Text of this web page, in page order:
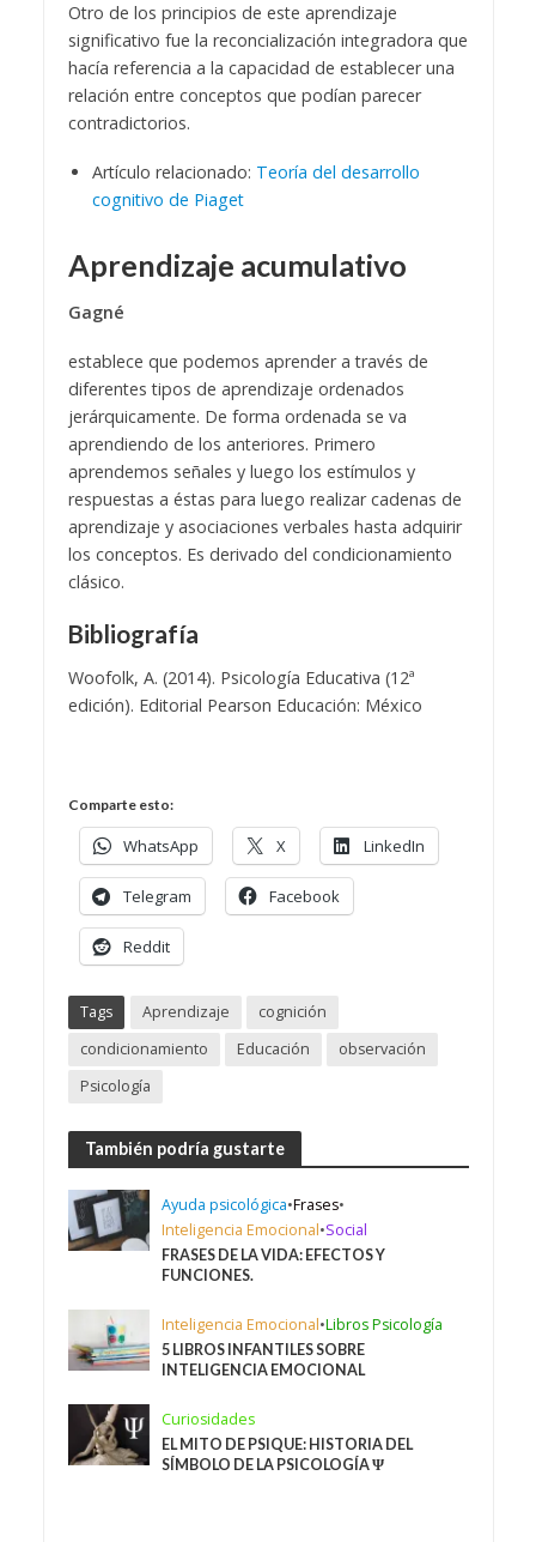
Otro de los principios de este aprendizaje
significativo fue la reconcialización integradora que
hacía referencia a la capacidad de establecer una
relación entre conceptos que podían parecer
contradictorios.
Artículo relacionado: Teoría del desarrollo
cognitivo de Piaget
Aprendizaje acumulativo
Gagné
establece que podemos aprender a través de
diferentes tipos de aprendizaje ordenados
jerárquicamente. De forma ordenada se va
aprendiendo de los anteriores. Primero
aprendemos señales y luego los estímulos y
respuestas a éstas para luego realizar cadenas de
aprendizaje y asociaciones verbales hasta adquirir
los conceptos. Es derivado del condicionamiento
clásico.
Bibliografía
Woofolk, A. (2014). Psicología Educativa (12ª
edición). Editorial Pearson Educación: México
Comparte esto:
WhatsApp X LinkedIn
Telegram Facebook
Reddit
Tags Aprendizaje
cognición
condicionamiento
Educación
observación
Psicología
También podría gustarte
Ayuda psicológica•Frases•
Inteligencia Emocional•Social
FRASES DE LA VIDA: EFECTOS Y
FUNCIONES.
Inteligencia Emocional•Libros Psicología
5 LIBROS INFANTILES SOBRE
INTELIGENCIA EMOCIONAL
Curiosidades
EL MITO DE PSIQUE: HISTORIA DEL
SÍMBOLO DE LA PSICOLOGÍA Ψ